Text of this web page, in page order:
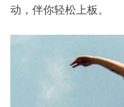
动，伴你轻松上板。